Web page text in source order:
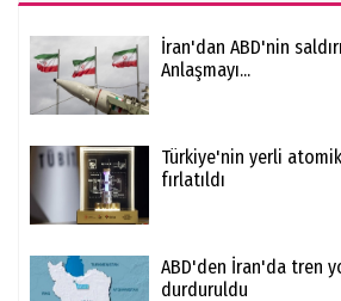
İran'dan ABD'nin
Anlaşmayı...
Türkiye'nin yerli
fırlatıldı
ABD'den İran'da tren
durduruldu